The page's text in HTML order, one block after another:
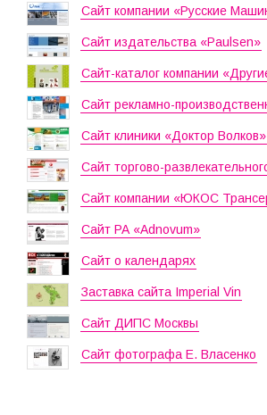
Сайт компании «Русские
Сайт издательства «Paulsen»
Сайт-каталог компании
Сайт рекламно-
Сайт клиники «Доктор Волков»
Сайт торгово-
Сайт компании «ЮКОС
Сайт РА «Adnovum»
Сайт о календарях
Заставка сайта Imperial Vin
Сайт ДИПС Москвы
Сайт фотографа Е. Власенко